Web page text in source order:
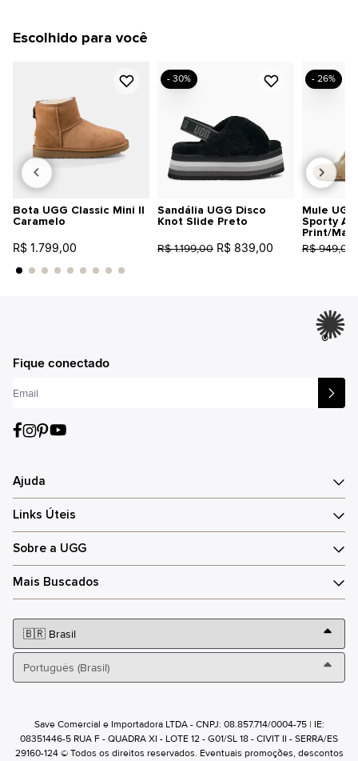
Escolhido para você
Bota UGG Classic Mini II
Caramelo
R$ 1.799,00
Sandália UGG Disco
Knot Slide Preto
R$ 1.199,00 R$ 839,00
- 30%
Mule
Sporty
Print/
R$ 949,00
- 26%
®
Fique conectado
Ajuda
Links Úteis
Sobre a UGG
Mais Buscados
Save Comercial e Importadora LTDA - CNPJ: 08.857.714/0004-75 | IE:
08351446-5 RUA F - QUADRA XI - LOTE 12 - G01/SL 18 - CIVIT II - SERRA/ES
29160-124 © Todos os direitos reservados. Eventuais promoções, descontos